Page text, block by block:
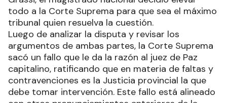
todo a la Corte Suprema para que sea el máximo
tribunal quien resuelva la cuestión.
Luego de analizar la disputa y revisar los
argumentos de ambas partes, la Corte Suprema
sacó un fallo que le da la razón al juez de Paz
capitalino, ratificando que en materia de faltas y
contravenciones es la Justicia provincial la que
debe tomar intervención. Este fallo está alineado